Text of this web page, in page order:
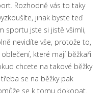
Rozhodně vás to taky
jinak byste teď
sportu jste si jistě všimli,
nevidíte vše, protože to,
které mají běžkaři
chcete na takové běžky
se na běžky pak
se k tomu dokopat.